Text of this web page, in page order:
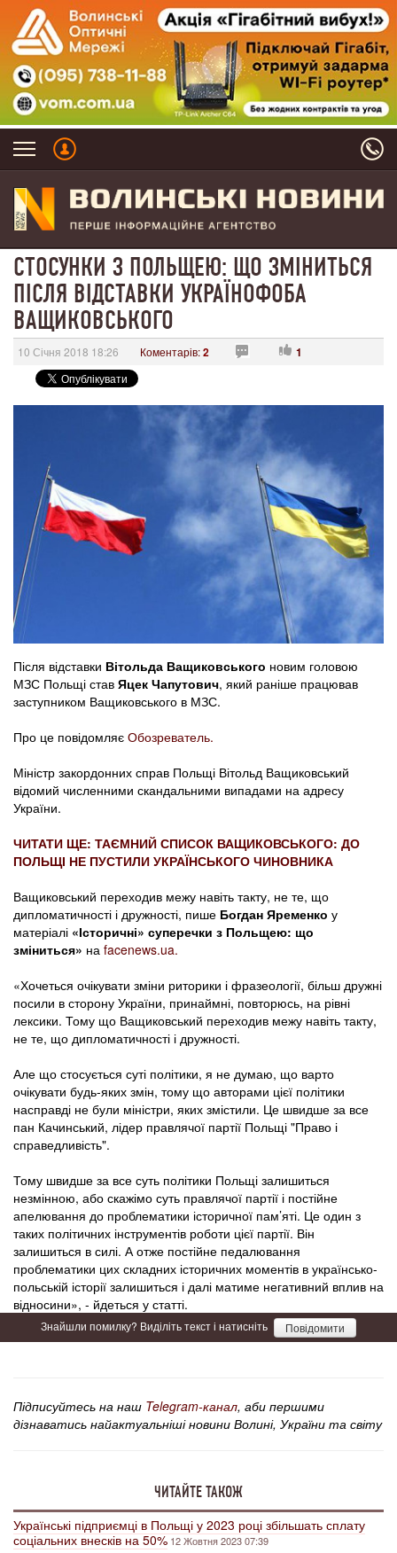
СТОСУНКИ З ПОЛЬЩЕЮ: ЩО ЗМІНИТЬСЯ
ПІСЛЯ ВІДСТАВКИ УКРАЇНОФОБА
ВАЩИКОВСЬКОГО
10 Січня 2018 18:26 Коментарів:2 1
​Після відставки Вітольда Ващиковського новим головою
МЗС Польщі став Яцек Чапутович, який раніше працював
заступником Ващиковського в МЗС.
Про це повідомляє Обозреватель.
Міністр закордонних справ Польщі Вітольд Ващиковський
відомий численними скандальними випадами на адресу
України.
ЧИТАТИ ЩЕ: ТАЄМНИЙ СПИСОК ВАЩИКОВСЬКОГО: ДО
ПОЛЬЩІ НЕ ПУСТИЛИ УКРАЇНСЬКОГО ЧИНОВНИКА
Ващиковський переходив межу навіть такту, не те, що
дипломатичності і дружності, пише Богдан Яременко у
матеріалі «Історичні» суперечки з Польщею: що
зміниться» на facenews.ua.
«Хочеться очікувати зміни риторики і фразеології, більш дружні
посили в сторону України, принаймні, повторюсь, на рівні
лексики. Тому що Ващиковський переходив межу навіть такту,
не те, що дипломатичності і дружності.
Але що стосується суті політики, я не думаю, що варто
очікувати будь-яких змін, тому що авторами цієї політики
насправді не були міністри, яких змістили. Це швидше за все
пан Качинський, лідер правлячої партії Польщі "Право і
справедливість".
Тому швидше за все суть політики Польщі залишиться
незмінною, або скажімо суть правлячої партії і постійне
апелювання до проблематики історичної пам’яті. Це один з
таких політичних інструментів роботи цієї партії. Він
залишиться в силі. А отже постійне педалювання
проблематики цих складних історичних моментів в українсько-
польській історії залишиться і далі матиме негативний вплив на
відносини», - йдеться у статті.
Знайшли помилку? Виділіть текст і натисніть Повідомити
Підписуйтесь на наш Telegram-канал, аби першими
дізнаватись найактуальніші новини Волині, України та світу
ЧИТАЙТЕ ТАКОЖ
Українські підприємці в Польщі у 2023 році збільшать сплату
соціальних внесків на 50% 12 Жовтня 2023 07:39